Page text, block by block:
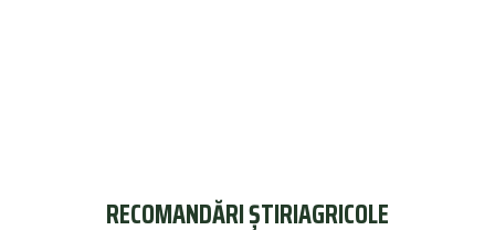
RECOMANDĂRI ȘTIRIAGRICOLE